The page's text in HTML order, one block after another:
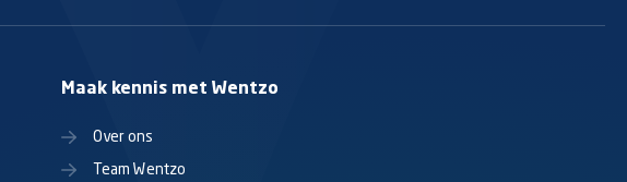
Maak kennis met Wentzo
Over ons
Team Wentzo